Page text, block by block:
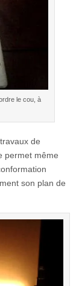
le cou, à
de
permet même
son plan de